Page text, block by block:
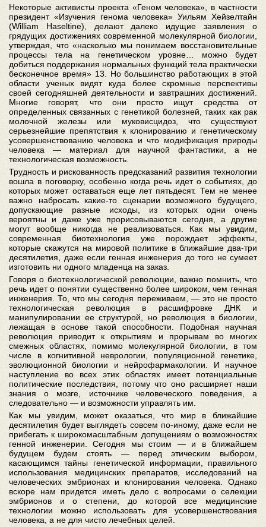
Некоторые активисты проекта «Геном человека», в частности
президент «Изучения генома человека» Уильям Хейзелтайн
(William Haseltine), делают далеко идущие заявления о
грядущих достижениях современной молекулярной биологии,
утверждая, что «насколько мы понимаем восстановительные
процессы тела на генетическом уровне… можно будет
добиться поддержания нормальных функций тела практически
бесконечное время» 13. Но большинство работающих в этой
области ученых видят куда более скромные перспективы
своей сегодняшней деятельности и завтрашних достижений.
Многие говорят, что они просто ищут средства от
определенных связанных с генетикой болезней, таких как рак
молочной железы или муковисцидоз, что существуют
серьезнейшие препятствия к клонированию и генетическому
усовершенствованию человека и что модификация природы
человека — материал для научной фантастики, а не
технологическая возможность.
Трудность и рискованность предсказаний развития технологии
вошла в поговорку, особенно когда речь идет о событиях, до
которых может оставаться еще лет пятьдесят. Тем не менее
важно набросать какие-то сценарии возможного будущего,
допускающие разные исходы, из которых одни очень
вероятны и даже уже прорисовываются сегодня, а другие
могут вообще никогда не реализоваться. Как мы увидим,
современная биотехнология уже порождает эффекты,
которые скажутся на мировой политике в ближайшие два-три
десятилетия, даже если генная инженерия до того не сумеет
изготовить ни одного младенца на заказ.
Говоря о биотехнологической революции, важно помнить, что
речь идет о понятии существенно более широком, чем генная
инженерия. То, что мы сегодня переживаем, — это не просто
технологическая революция в расшифровке ДНК и
манипулировании ее структурой, но революция в биологии,
лежащая в основе такой способности. Подобная научная
революция приводит к открытиям и прорывам во многих
смежных областях, помимо молекулярной биологии, в том
числе в когнитивной неврологии, популяционной генетике,
эволюционной биологии и нейрофармакологии. И научное
наступление во всех этих областях имеет потенциальные
политические последствия, потому что оно расширяет наши
знания о мозге, источнике человеческого поведения, а
следовательно — и возможности управлять им.
Как мы увидим, может оказаться, что мир в ближайшие
десятилетия будет выглядеть совсем по-иному, даже если не
прибегать к широкомасштабным допущениям о возможностях
генной инженерии. Сегодня мы стоим — и в ближайшем
будущем будем стоять — перед этическим выбором,
касающимся тайны генетической информации, правильного
использования медицинских препаратов, исследований на
человеческих эмбрионах и клонирования человека. Однако
вскоре нам придется иметь дело с вопросами о селекции
эмбрионов и о степени, до которой все медицинские
технологии можно использовать для усовершенствования
человека, а не для чисто лечебных целей.